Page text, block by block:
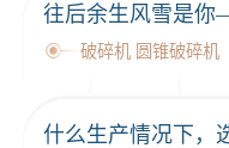
往后余生风雪是
破碎机 圆锥破碎机
什么生产情况下，